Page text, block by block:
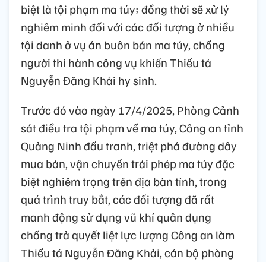
biệt là tội phạm ma túy; đồng thời sẽ xử lý
nghiêm minh đối với các đối tượng ở nhiều
tội danh ở vụ án buôn bán ma túy, chống
người thi hành công vụ khiến Thiếu tá
Nguyễn Đăng Khải hy sinh.
Trước đó vào ngày 17/4/2025, Phòng Cảnh
sát điều tra tội phạm về ma túy, Công an tỉnh
Quảng Ninh đấu tranh, triệt phá đường dây
mua bán, vận chuyển trái phép ma túy đặc
biệt nghiêm trọng trên địa bàn tỉnh, trong
quá trình truy bắt, các đối tượng đã rất
manh động sử dụng vũ khí quân dụng
chống trả quyết liệt lực lượng Công an làm
Thiếu tá Nguyễn Đăng Khải, cán bộ phòng